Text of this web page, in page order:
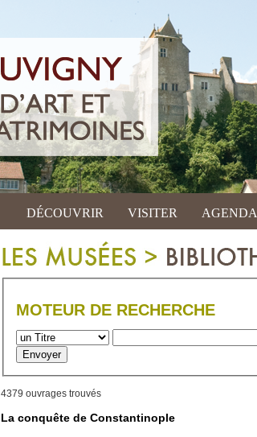
DÉCOUVRIR VISITER AGENDA
MOTEUR DE RECHERCHE
4379 ouvrages trouvés
La conquête de Constantinople